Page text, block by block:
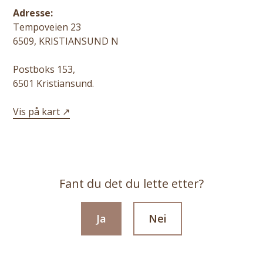
Adresse:
Tempoveien 23
6509, KRISTIANSUND N
Postboks 153,
6501 Kristiansund.
Vis på kart
Fant du det du lette etter?
Ja Nei